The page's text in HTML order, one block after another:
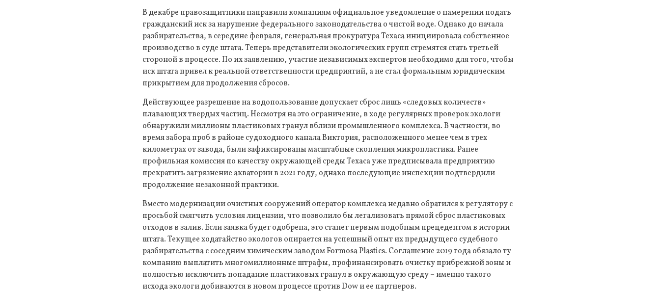
В декабре правозащитники направили компаниям официальное уведомление о намерении подать
гражданский иск за нарушение федерального законодательства о чистой воде. Однако до начала
разбирательства, в середине февраля, генеральная прокуратура Техаса инициировала собственное
производство в суде штата. Теперь представители экологических групп стремятся стать третьей
стороной в процессе. По их заявлению, участие независимых экспертов необходимо для того, чтобы
иск штата привел к реальной ответственности предприятий, а не стал формальным юридическим
прикрытием для продолжения сбросов.
Действующее разрешение на водопользование допускает сброс лишь «следовых количеств»
плавающих твердых частиц. Несмотря на это ограничение, в ходе регулярных проверок экологи
обнаружили миллионы пластиковых гранул вблизи промышленного комплекса. В частности, во
время забора проб в районе судоходного канала Виктория, расположенного менее чем в трех
километрах от завода, были зафиксированы масштабные скопления микропластика. Ранее
профильная комиссия по качеству окружающей среды Техаса уже предписывала предприятию
прекратить загрязнение акватории в 2021 году, однако последующие инспекции подтвердили
продолжение незаконной практики.
Вместо модернизации очистных сооружений оператор комплекса недавно обратился к регулятору с
просьбой смягчить условия лицензии, что позволило бы легализовать прямой сброс пластиковых
отходов в залив. Если заявка будет одобрена, это станет первым подобным прецедентом в истории
штата. Текущее ходатайство экологов опирается на успешный опыт их предыдущего судебного
разбирательства с соседним химическим заводом Formosa Plastics. Соглашение 2019 года обязало ту
компанию выплатить многомиллионные штрафы, профинансировать очистку прибрежной зоны и
полностью исключить попадание пластиковых гранул в окружающую среду – именно такого
исхода экологи добиваются в новом процессе против Dow и ее партнеров.